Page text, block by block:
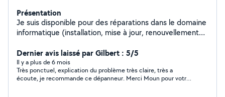
Présentation
Je suis disponible pour des réparations dans le domaine
informatique (installation, mise à jour, renouvellement
domotique, programmation portail installation de
vidéosurveillance ...), installation et mise en service de
portail et dépannage d'appareil électroménager. Je suis
également disponible pour du dépannage en électricité
Dernier avis laissé par Gilbert : 5/5
Il y a plus de 6 mois
Très ponctuel, explication du problème très claire, très a
écoute, je recommande ce dépanneur. Merci Moun pour votre